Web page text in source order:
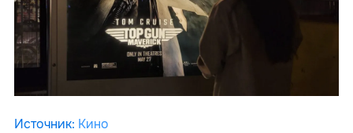
Источник: Кино